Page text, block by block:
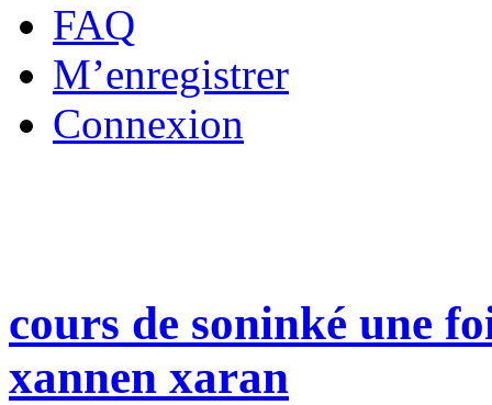
FAQ
M’enregistrer
Connexion
cours de soninké une
xannen xaran